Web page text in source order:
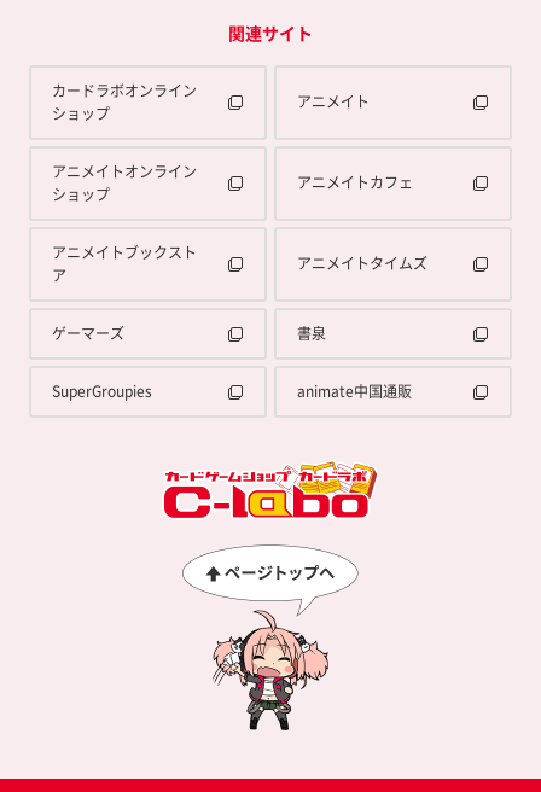
関連サイト
カードラボオンライン
ショップ
アニメイト
アニメイトオンライン
ショップ
アニメイトカフェ
アニメイトブックスト
ア
アニメイトタイムズ
ゲーマーズ 書泉
SuperGroupies animate中国通販